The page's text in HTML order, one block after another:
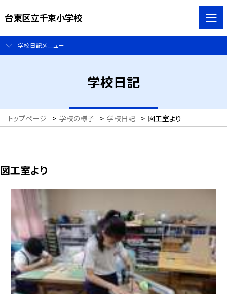
台東区立千束小学校
学校日記メニュー
学校日記
トップページ > 学校の様子 > 学校日記 > 図工室より
図工室より